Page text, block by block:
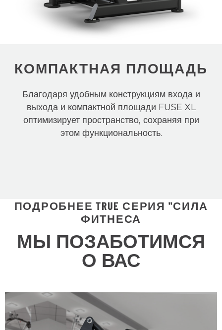
КОМПАКТНАЯ ПЛОЩАДЬ
Благодаря удобным конструкциям входа и
выхода и компактной площади FUSE XL
оптимизирует пространство, сохраняя при
этом функциональность.
ПОДРОБНЕЕ TRUE СЕРИЯ "СИЛА
ФИТНЕСА
МЫ ПОЗАБОТИМСЯ
О ВАС